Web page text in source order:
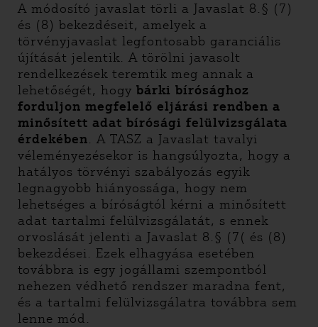
A módosító javaslat törli a Javaslat 8.§ (7)
és (8) bekezdéseit, amelyek a
törvényjavaslat legfontosabb garanciális
újítását jelentik. A törölni javasolt
rendelkezések teremtik meg annak a
lehetőségét, hogy bárki bírósághoz
forduljon megfelelő eljárási rendben a
minősített adat bírósági felülvizsgálata
érdekében. A TASZ a Javaslat tavalyi
véleményezésekor is hangsúlyozta, hogy a
hatályos törvényi szabályozás egyik
legnagyobb hiányossága, hogy nem
lehetséges a bíróságtól kérni a minősített
adat tartalmi felülvizsgálatát, s ennek
orvoslását jelenti a Javaslat 8.§ (7( és (8)
bekezdései. Ezek elhagyása esetében
továbbra is egy jogállami szempontból
nehezen védhető rendszer maradna fent,
és a tartalmi felülvizsgálatra továbbra sem
lenne mód.